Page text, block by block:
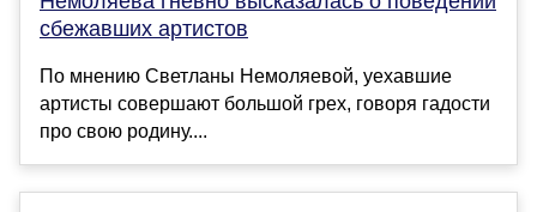
сбежавших артистов
По мнению Светланы Немоляевой, уехавшие
артисты совершают большой грех, говоря гадости
про свою родину....